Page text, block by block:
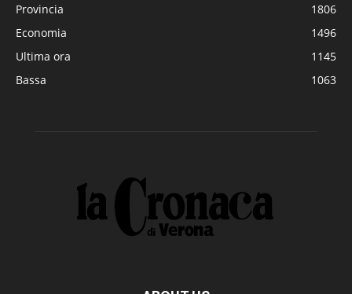
Provincia
1806
Economia
1496
Ultima ora
1145
Bassa
1063